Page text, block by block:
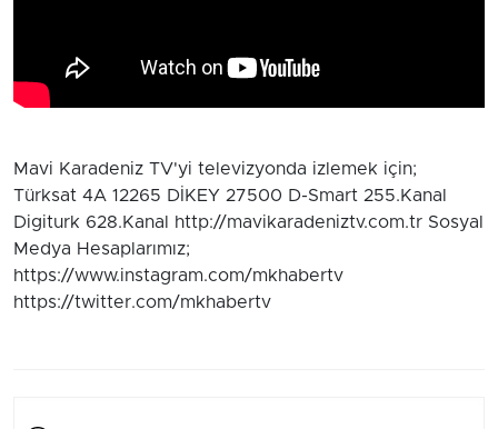
Mavi Karadeniz TV'yi televizyonda izlemek için;
Türksat 4A 12265 DİKEY 27500 D-Smart 255.Kanal
Digiturk 628.Kanal http://mavikaradeniztv.com.tr Sosyal
Medya Hesaplarımız;
https://www.instagram.com/mkhabertv
https://twitter.com/mkhabertv